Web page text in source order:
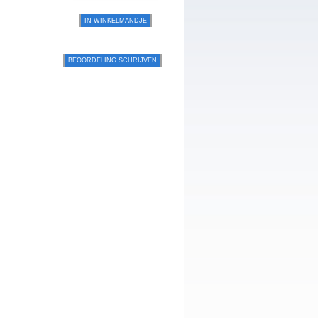
IN WINKELMANDJE
BEOORDELING SCHRIJVEN